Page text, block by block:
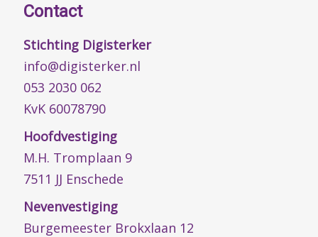
Contact
Stichting Digisterker
info@digisterker.nl
053 2030 062
KvK 60078790
Hoofdvestiging
M.H. Tromplaan 9
7511 JJ Enschede
Nevenvestiging
Burgemeester Brokxlaan 12